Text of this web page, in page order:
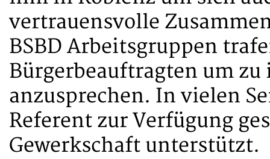
vertrauensvolle
BSBD Arbeitsgruppen
Bürgerbeauftragten um
anzusprechen. In vielen
Referent zur Verfügung
Gewerkschaft unterstützt.